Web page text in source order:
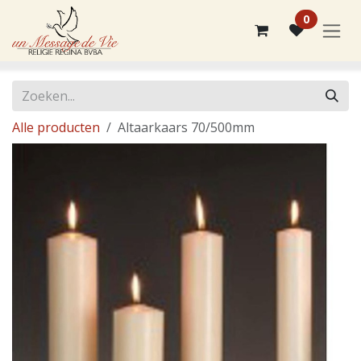
Overslaan naar inhoud
0
Alle producten Altaarkaars 70/500mm